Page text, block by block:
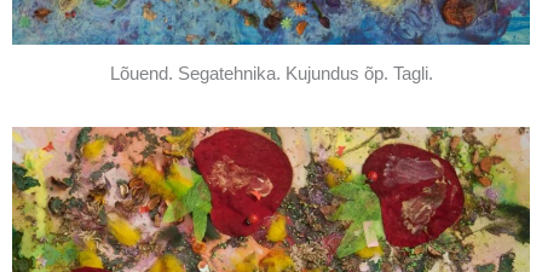
Lõuend. Segatehnika. Kujundus õp. Tagli.